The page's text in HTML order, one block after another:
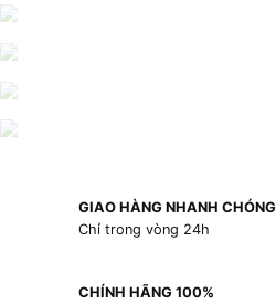
GIAO HÀNG NHANH CHÓNG
Chỉ trong vòng 24h
CHÍNH HÃNG 100%